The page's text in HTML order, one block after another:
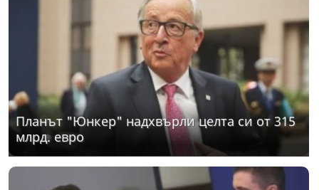
Планът "Юнкер" надхвърли целта си от 315
млрд. евро